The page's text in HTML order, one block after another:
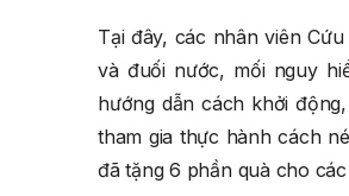
Tại đây, các nhân viên
và đuối nước, mối nguy
hướng dẫn cách khởi
tham gia thực hành cách
đã tặng 6 phần quà cho